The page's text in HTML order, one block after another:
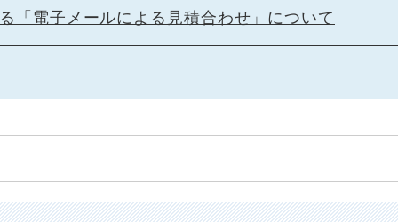
る「電子メールによる見積合わせ」について